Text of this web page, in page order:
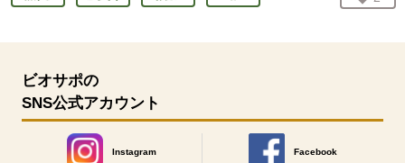
ビオサポの
SNS公式アカウント
Instagram
別のウィンドウで開きます。
Facebook
別のウィンドウで開きます